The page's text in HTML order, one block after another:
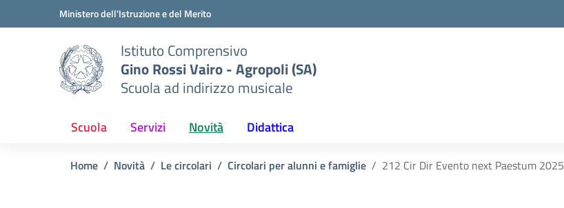
Vai ai contenuti
Vai al menu di navigazioneMinistero dell'Istruzione e del Merito
Istituto Comprensivo
Gino Rossi Vairo - Agropoli (SA)
Scuola ad indirizzo musicale
Scuola Servizi Novità Didattica
Home Novità Le circolari Circolari per alunni e famiglie 212 Cir Dir Evento next Paestum 2025